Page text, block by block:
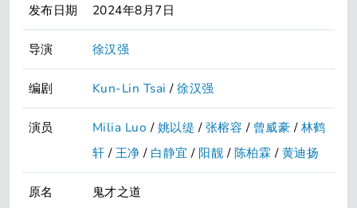
发布日期 2024年8月7日
导演 徐汉强
编剧 Kun-Lin Tsai /徐汉强
演员 Milia Luo /姚以缇 /张榕容 / 曾威豪 /林鹤
轩 /王净 / 白静宜 / 阳靓 /陈柏霖 /黄迪扬
原名 鬼才之道